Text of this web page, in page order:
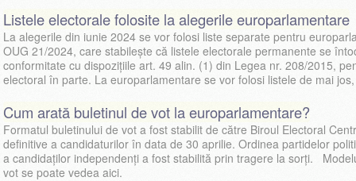
Listele electorale folosite la alegerile europarlamentare
La alegerile din iunie 2024 se vor folosi liste separate pentru
OUG 21/2024, care stabilește că listele electorale permanente se
conformitate cu dispozițiile art. 49 alin. (1) din Legea nr. 208/2015,
electoral în parte. La europarlamentare se vor folosi listele de mai
Cum arată buletinul de vot la europarlamentare?
Formatul buletinului de vot a fost stabilit de către Biroul Electoral
definitive a candidaturilor în data de 30 aprilie. Ordinea partidelor
a candidaților independenți a fost stabilită prin tragere la sorți.
vot se poate vedea aici.